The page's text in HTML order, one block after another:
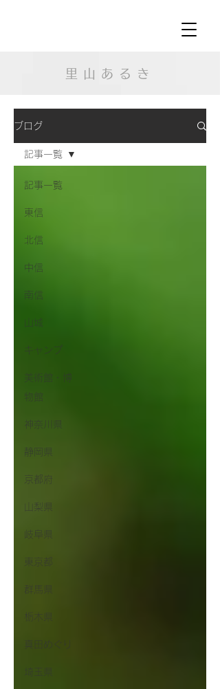
里山あるき
ブログ
記事一覧
東信
北信
中信
南信
山城
キャンプ
美術館・博
物館
神奈川県
静岡県
京都府
山梨県
岐阜県
東京都
群馬県
真田めぐり
埼玉県
記事一覧